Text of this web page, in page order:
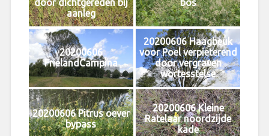
door dichtgereden bij
aanleg
bos
20200606
FrielandCampina
20200606 Haagbeuk
voor Poel verpieterend
door vergraven
wortesstelse
20200606 Pitrus oever
bypass
20200606 Kleine
Ratelaar noordzijde
kade